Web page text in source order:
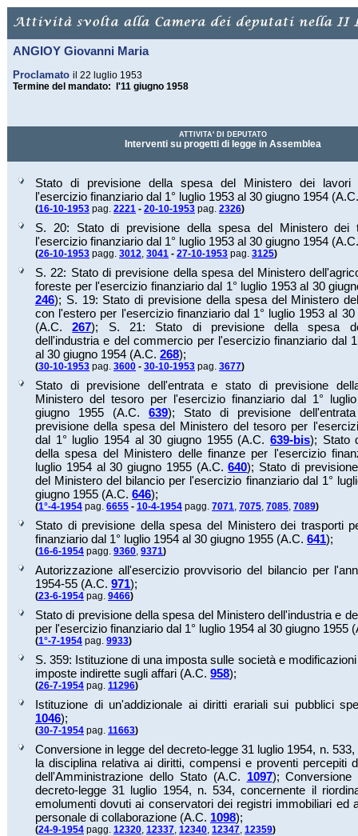
ANGIOY Giovanni Maria
Proclamato il 22 luglio 1953
Termine del mandato: l'11 giugno 1958
ATTIVITA' DI DEPUTATO
Interventi su progetti di legge in Assemblea
Stato di previsione della spesa del Ministero dei lavori
l'esercizio finanziario dal 1° luglio 1953 al 30 giugno 1954
(16-10-1953 pag. 2221 - 20-10-1953 pag. 2326)
S. 20: Stato di previsione della spesa del Ministero dei
l'esercizio finanziario dal 1° luglio 1953 al 30 giugno 1954
(26-10-1953 pagg. 3012 3041 - 27-10-1953 pag. 3125)
S. 22: Stato di previsione della spesa del Ministero
foreste per l'esercizio finanziario dal 1° luglio 1953 al 30
246); S. 19: Stato di previsione della spesa del Ministero
con l'estero per l'esercizio finanziario dal 1° luglio 1953 al 30
(A.C.267);
S. 21: Stato di previsione della spesa
dell'industria e del commercio per l'esercizio finanziario dal
al 30 giugno 1954 (A.C. 268);
(30-10-1953 pag. 3600 - 30-10-1953 pag. 3677)
Stato di previsione dell'entrata e stato di previsione
Ministero del tesoro per l'esercizio finanziario dal 1°
giugno 1955 (A.C. 639);
Stato di previsione
previsione della spesa del Ministero del tesoro per
dal 1° luglio 1954 al 30 giugno 1955 (A.C. 639-bis); Stato
della spesa del Ministero delle finanze per l'esercizio
luglio 1954 al 30 giugno 1955 (A.C.640); Stato di
del Ministero del bilancio per l'esercizio finanziario dal 1°
giugno 1955 (A.C. 646);
(1°-4-1954 pag. 6655 - 10-4-1954 pagg. 7071 7075 7085 7089)
Stato di previsione della spesa del Ministero dei trasporti
finanziario dal 1° luglio 1954 al 30 giugno 1955 (A.C. 641);
(16-6-1954 pagg. 9360 9371)
Autorizzazione all'esercizio provvisorio del bilancio per
1954-55 (A.C. 971);
(23-6-1954 pag. 9466)
Stato di previsione della spesa del Ministero dell'industria e
per l'esercizio finanziario dal 1° luglio 1954 al 30 giugno 1955
(1°-7-1954 pag. 9933)
S. 359: Istituzione di una imposta sulle società e
imposte indirette sugli affari (A.C. 958);
(26-7-1954 pag. 11296)
Istituzione di un'addizionale ai diritti erariali sui pubblici
1046);
(30-7-1954 pag. 11663)
Conversione in legge del decreto-legge 31 luglio 1954, n.
la disciplina relativa ai diritti, compensi e proventi percepiti
dell'Amministrazione dello Stato (A.C. 1097);
decreto-legge 31 luglio 1954, n. 534, concernente il
emolumenti dovuti ai conservatori dei registri immobiliari ed
personale di collaborazione (A.C. 1098);
(24-9-1954 pagg. 12320 12337 12340 12347 12359)